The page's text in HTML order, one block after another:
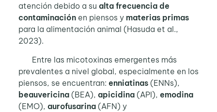
atención debido a su alta frecuencia de
contaminaciónen piensos y materias primas
para la alimentación animal (Hasuda et al.,
2023).
Entre las micotoxinas emergentes más
prevalentes a nivel global, especialmente en los
piensos, se encuentran: enniatinas (ENNs),
beauvericina (BEA), apicidina (API), emodina
(EMO), aurofusarina (AFN) y